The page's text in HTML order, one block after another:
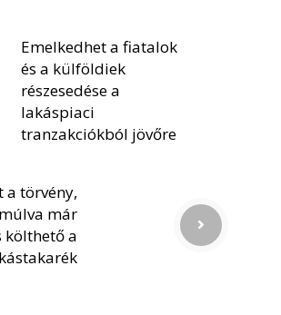
Emelkedhet a fiatalok
és a külföldiek
részesedése a
lakáspiaci
tranzakciókból jövőre
a törvény,
már
a